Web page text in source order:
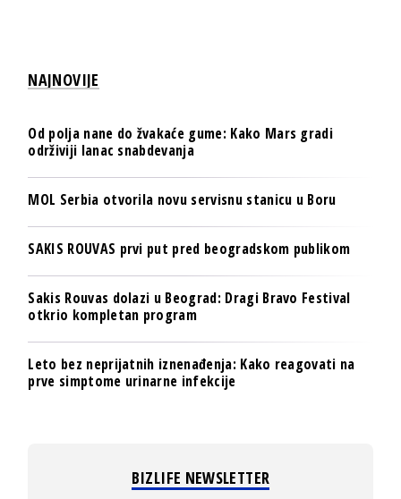
NAJNOVIJE
Od polja nane do žvakaće gume: Kako Mars gradi
održiviji lanac snabdevanja
MOL Serbia otvorila novu servisnu stanicu u Boru
SAKIS ROUVAS prvi put pred beogradskom publikom
Sakis Rouvas dolazi u Beograd: Dragi Bravo Festival
otkrio kompletan program
Leto bez neprijatnih iznenađenja: Kako reagovati na
prve simptome urinarne infekcije
BIZLIFE NEWSLETTER